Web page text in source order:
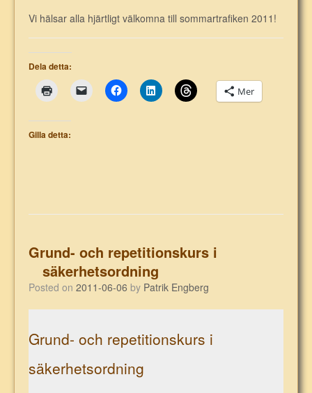
Vi hälsar alla hjärtligt välkomna till sommartrafiken 2011!
Dela detta:
Mer
Gilla detta:
Grund- och repetitionskurs i
säkerhetsordning
Posted on 2011-06-06 by Patrik Engberg
Grund- och repetitionskurs i
säkerhetsordning